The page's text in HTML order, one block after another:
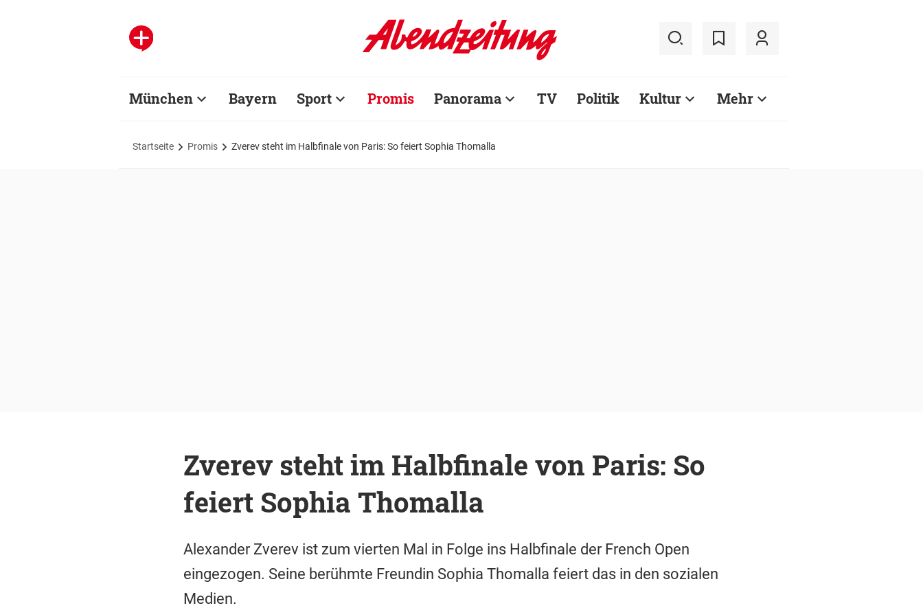
München Bayern Sport Promis Panorama TV Politik Kultur Mehr
Startseite Promis Zverev steht im Halbfinale von Paris: So feiert Sophia Thomalla
Zverev steht im Halbfinale von Paris: So
feiert Sophia Thomalla
Alexander Zverev ist zum vierten Mal in Folge ins Halbfinale der French Open
eingezogen. Seine berühmte Freundin Sophia Thomalla feiert das in den sozialen
Medien.